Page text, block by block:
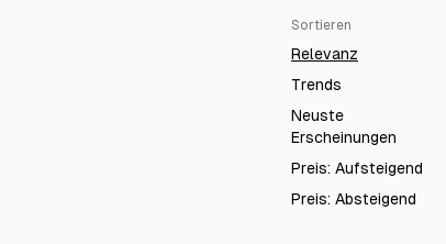
Sortieren
Relevanz
Trends
Neuste
Erscheinungen
Preis: Aufsteigend
Preis: Absteigend